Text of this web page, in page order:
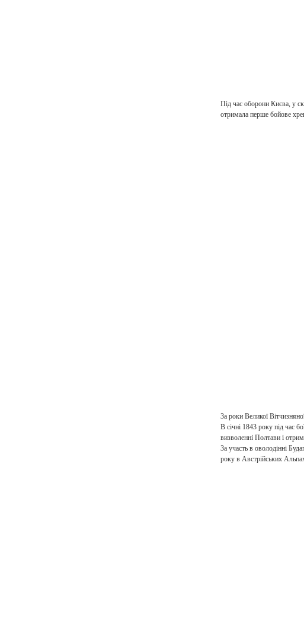
Під час оборони Києва, у
отримала перше бойове
За роки Великої
В січні 1843 року під час
визволенні Полтави і
За участь в оволодінні
року в Австрійських